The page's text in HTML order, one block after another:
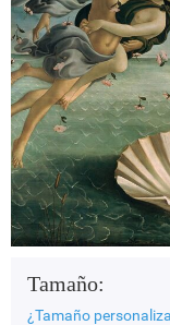
Tamaño:
¿Tamaño